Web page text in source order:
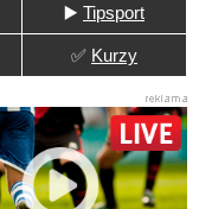
▶️ Tipsport
✅ Kurzy